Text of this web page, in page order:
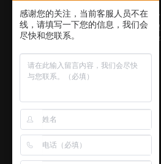
公司简介
发展历程
公司好评
感谢您的关注，当前客服人员不在
线，请填写一下您的信息，我们会
尽快和您联系。